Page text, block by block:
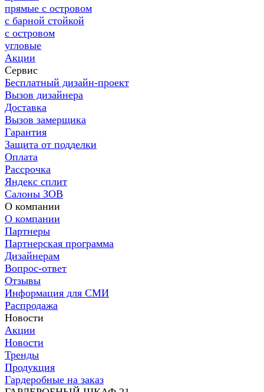
прямые с островом
с барной стойкой
с островом
угловые
Акции
Сервис
Бесплатный дизайн-проект
Вызов дизайнера
Доставка
Вызов замерщика
Гарантия
Защита от подделки
Оплата
Рассрочка
Яндекс сплит
Салоны ЗОВ
О компании
О компании
Партнеры
Партнерская программа
Дизайнерам
Вопрос-ответ
Отзывы
Информация для СМИ
Распродажа
Новости
Акции
Новости
Тренды
Продукция
Гардеробные на заказ